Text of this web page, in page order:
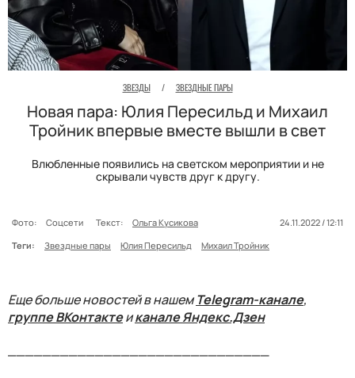
ЗВЕЗДЫ / ЗВЕЗДНЫЕ ПАРЫ
Новая пара: Юлия Пересильд и Михаил
Тройник впервые вместе вышли в свет
Влюбленные появились на светском мероприятии и не
скрывали чувств друг к другу.
Фото: Соцсети Текст: Ольга Кусикова
24.11.2022 / 12:11
Теги:
Звездные пары Юлия Пересильд Михаил Тройник
Еще больше новостей в нашемTelegram-канале,
группе ВКонтактеиканале Яндекс.Дзен